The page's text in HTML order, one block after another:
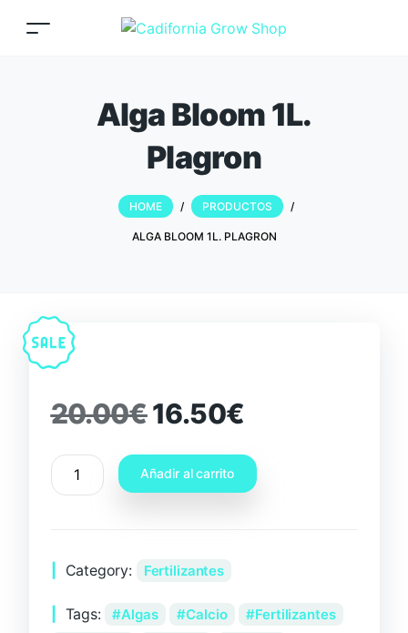
Alga Bloom 1L.
Plagron
HOME / PRODUCTOS /
ALGA BLOOM 1L. PLAGRON
20.00€16.50€
Añadir al carrito
Category: Fertilizantes
Tags: Algas Calcio
Fertilizantes